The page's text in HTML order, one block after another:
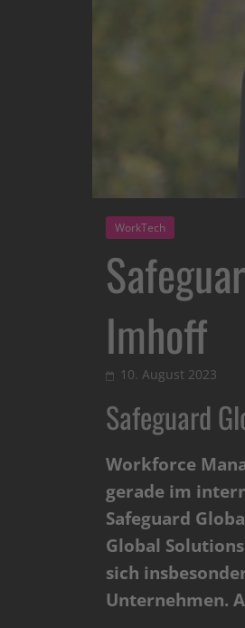
WorkTech
Imhoff
10. August 2023
Safeguard
Workforce
gerade im
Safeguard
Global
sich
Unternehmen.